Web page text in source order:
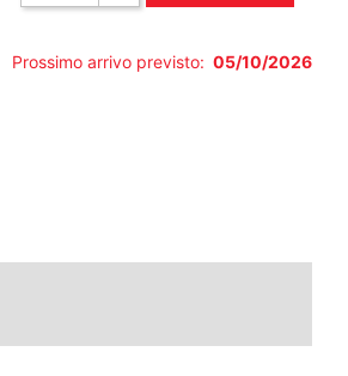
Prossimo arrivo previsto: 05/10/2026